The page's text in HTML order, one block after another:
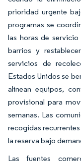
prioridad urgente
programas se
las horas de
barrios y
servicios de
Estados Unidos se
alinean equipos,
provisional para
semanas. Las
recogidas
la reserva bajo
Las fuentes